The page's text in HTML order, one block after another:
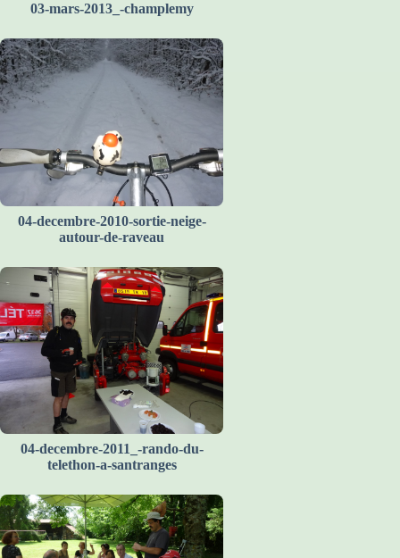
03-mars-2013_-champlemy
04-decembre-2010-sortie-neige-
autour-de-raveau
04-decembre-2011_-rando-du-
telethon-a-santranges